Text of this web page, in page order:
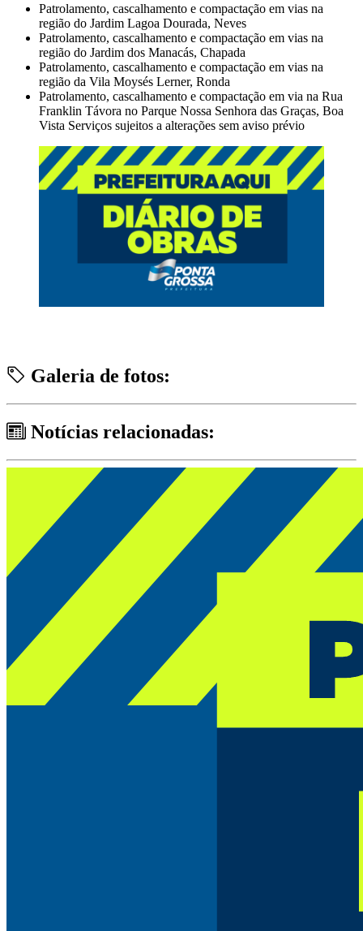
Patrolamento, cascalhamento e compactação em vias na
região do Jardim Lagoa Dourada, Neves
Patrolamento, cascalhamento e compactação em vias na
região do Jardim dos Manacás, Chapada
Patrolamento, cascalhamento e compactação em vias na
região da Vila Moysés Lerner, Ronda
Patrolamento, cascalhamento e compactação em via na Rua
Franklin Távora no Parque Nossa Senhora das Graças, Boa
Vista Serviços sujeitos a alterações sem aviso prévio
Galeria de fotos:
Notícias relacionadas: